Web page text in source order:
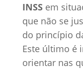
INSSem
que não se
do princípio
Este último é
orientar nas